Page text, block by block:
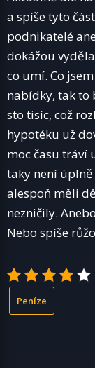
a spíše tyto
podnikatelé
dokážou
co umí. Co
nabídky, tak to
sto tisíc, což
hypotéku už
moc času tráví
taky není
alespoň měli
nezničily.
Nebo spíše
Peníze